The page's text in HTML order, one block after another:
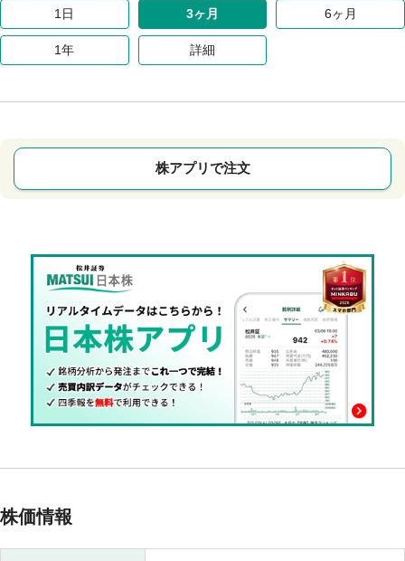
1日 3ヶ月 6ヶ月
1年 詳細
株アプリで注文
株価情報